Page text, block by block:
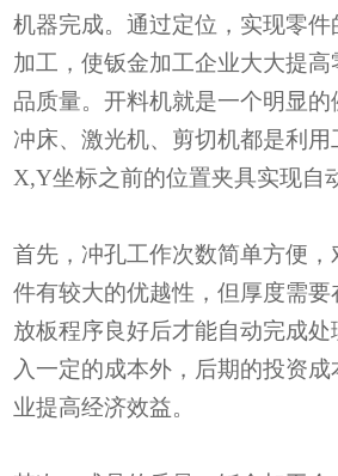
机器完成。通过定位，实现零
加工，使钣金加工企业大大提
品质量。开料机就是一个明显
冲床、激光机、剪切机都是利
X,Y坐标之前的位置夹具实现自
首先，冲孔工作次数简单方便，
件有较大的优越性，但厚度需要
放板程序良好后才能自动完成
入一定的成本外，后期的投资
业提高经济效益。